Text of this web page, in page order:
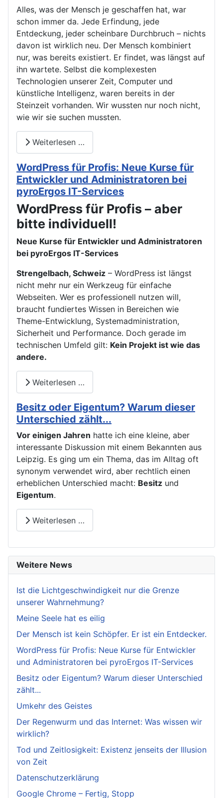
Alles, was der Mensch je geschaffen hat, war
schon immer da. Jede Erfindung, jede
Entdeckung, jeder scheinbare Durchbruch – nichts
davon ist wirklich neu. Der Mensch kombiniert
nur, was bereits existiert. Er findet, was längst auf
ihn wartete. Selbst die komplexesten
Technologien unserer Zeit, Computer und
künstliche Intelligenz, waren bereits in der
Steinzeit vorhanden. Wir wussten nur noch nicht,
wie wir sie suchen mussten.
Weiterlesen …
WordPress für Profis: Neue Kurse für
Entwickler und Administratoren bei
pyroErgos IT-Services
WordPress für Profis – aber
bitte individuell!
Neue Kurse für Entwickler und Administratoren
bei pyroErgos IT-Services
Strengelbach, Schweiz – WordPress ist längst
nicht mehr nur ein Werkzeug für einfache
Webseiten. Wer es professionell nutzen will,
braucht fundiertes Wissen in Bereichen wie
Theme-Entwicklung, Systemadministration,
Sicherheit und Performance. Doch gerade im
technischen Umfeld gilt: Kein Projekt ist wie das
andere.
Weiterlesen …
Besitz oder Eigentum? Warum dieser
Unterschied zählt...
Vor einigen Jahren hatte ich eine kleine, aber
interessante Diskussion mit einem Bekannten aus
Leipzig. Es ging um ein Thema, das im Alltag oft
synonym verwendet wird, aber rechtlich einen
erheblichen Unterschied macht: Besitz und
Eigentum.
Weiterlesen …
Weitere News
Ist die Lichtgeschwindigkeit nur die Grenze
unserer Wahrnehmung?
Meine Seele hat es eilig
Der Mensch ist kein Schöpfer. Er ist ein Entdecker.
WordPress für Profis: Neue Kurse für Entwickler
und Administratoren bei pyroErgos IT-Services
Besitz oder Eigentum? Warum dieser Unterschied
zählt...
Umkehr des Geistes
Der Regenwurm und das Internet: Was wissen wir
wirklich?
Tod und Zeitlosigkeit: Existenz jenseits der Illusion
von Zeit
Datenschutzerklärung
Google Chrome – Fertig, Stopp